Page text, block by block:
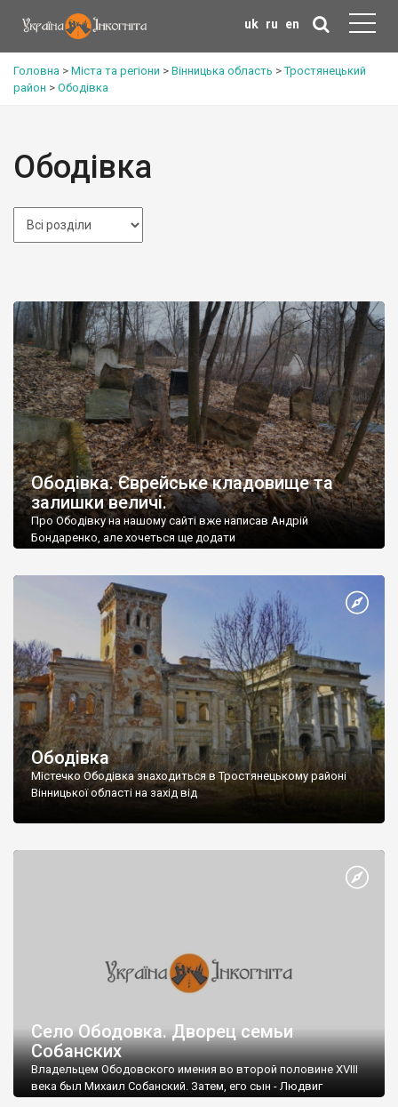
uk ru en
Головна > Міста та регіони > Вінницька область >Тростянецький
район > Ободівка
Ободівка
Ободівка. Єврейське кладовище та
залишки величі.
Про Ободівку на нашому сайті вже написав Андрій
Бондаренко, але хочеться ще додати
Ободівка
Містечко Ободівка знаходиться в Тростянецькому районі
Вінницької області на захід від
Село Ободовка. Дворец семьи
Собанских
Владельцем Ободовского имения во второй половине XVIII
века был Михаил Собанский. Затем, его сын - Людвиг